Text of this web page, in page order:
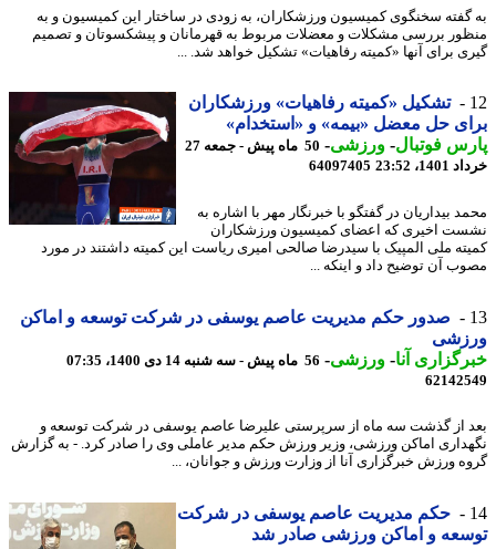
سخنگوی کمیسیون ورزشکاران، به زودی در ساختار این کمیسیون و به
بررسی مشکلات و معضلات مربوط به قهرمانان و پیشکسوتان و تصمیم
برای آنها «کمیته رفاهیات» تشکیل خواهد شد. ...
تشکیل «کمیته رفاهیات» ورزشکاران
حل معضل «بیمه» و «استخدام»
فوتبال-ورزشی-
50 ماه پیش - جمعه 27
23:52
64097405
بیداریان در گفتگو با خبرنگار مهر با اشاره به
اخیری که اعضای کمیسیون ورزشکاران
ملی المپیک با سیدرضا صالحی امیری ریاست این کمیته داشتند در مورد
آن توضیح داد و اینکه ...
صدور حکم مدیریت عاصم یوسفی در شرکت توسعه و اماکن
آنا- ورزشی-56 ماه پیش - سه شنبه 14 دی 1400، 07:35
از گذشت سه ماه از سرپرستی علیرضا عاصم یوسفی در شرکت توسعه و
اماکن ورزشی، وزیر ورزش حکم مدیر عاملی وی را صادر کرد. - به گزارش
ورزش خبرگزاری آنا از وزارت ورزش و جوانان، ...
حکم مدیریت عاصم یوسفی در شرکت
و اماکن ورزشی صادر شد